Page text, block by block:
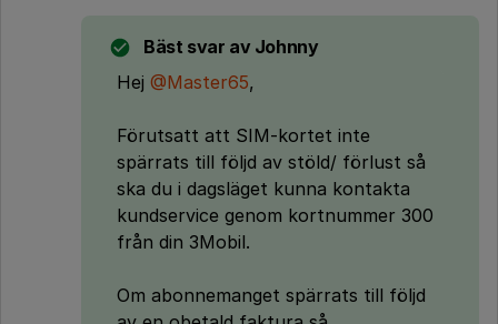
Bäst svar av Johnny
Hej @Master65,
Förutsatt att SIM-kortet inte
spärrats till följd av stöld/ förlust så
ska du i dagsläget kunna kontakta
kundservice genom kortnummer 300
från din 3Mobil.
Om abonnemanget spärrats till följd